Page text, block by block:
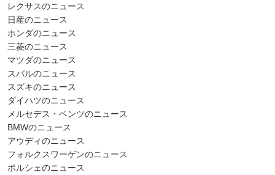
レクサスのニュース
日産のニュース
ホンダのニュース
三菱のニュース
マツダのニュース
スバルのニュース
スズキのニュース
ダイハツのニュース
メルセデス・ベンツのニュース
BMWのニュース
アウディのニュース
フォルクスワーゲンのニュース
ポルシェのニュース